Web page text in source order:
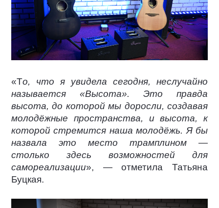
«То, что я увидела сегодня, неслучайно
называется «Высота». Это правда
высота, до которой мы доросли, создавая
молодёжные пространства, и высота, к
которой стремится наша молодёжь. Я бы
назвала это место трамплином —
столько здесь возможностей для
самореализации», — отметила Татьяна
Буцкая.